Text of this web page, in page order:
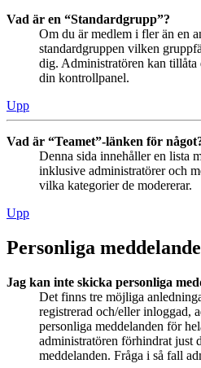
Vad är en “Standardgrupp”?
Om du är medlem i fler än en
standardgruppen vilken
dig. Administratören kan tillåta
din kontrollpanel.
Upp
Vad är “Teamet”-länken för
Denna sida innehåller en lista
inklusive administratörer och
vilka kategorier de modererar.
Upp
Personliga
Jag kan inte skicka personliga
Det finns tre möjliga
registrerad och/eller inloggad,
personliga meddelanden för
administratören förhindrat just
meddelanden. Fråga i så fall